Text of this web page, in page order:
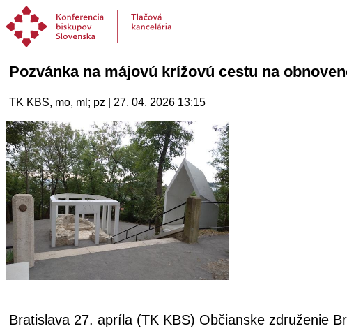
Pozvánka na májovú krížovú cestu na
TK KBS, mo, ml; pz | 27. 04. 2026 13:15
Bratislava 27. apríla (TK KBS) Občianske združenie